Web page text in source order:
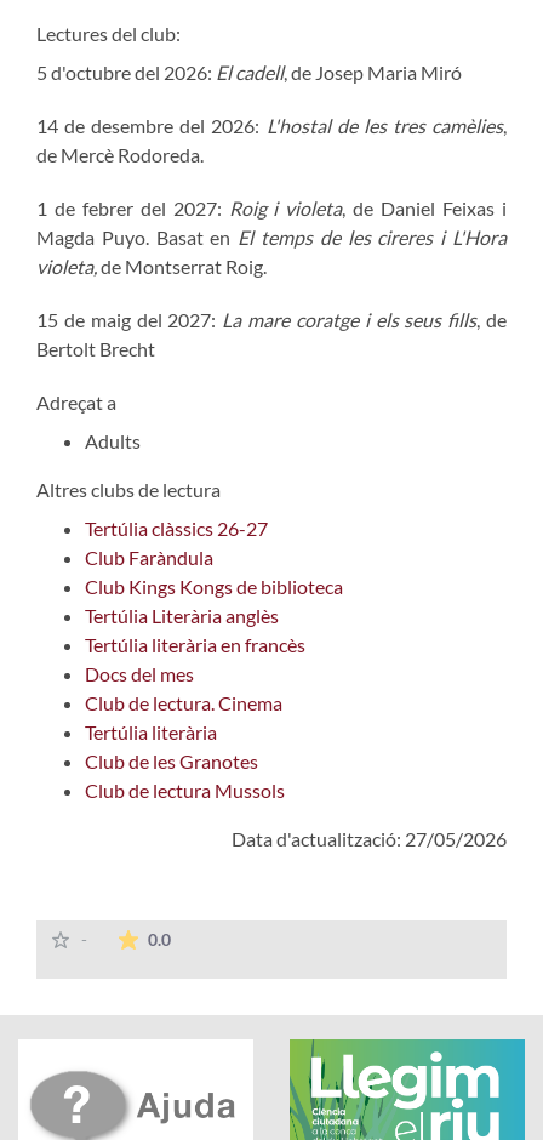
Lectures del club:
5 d'octubre del 2026: El cadell, de Josep Maria Miró
14 de desembre del 2026: L'hostal de les tres camèlies,
de Mercè Rodoreda.
1 de febrer del 2027: Roig i violeta, de Daniel Feixas i
Magda Puyo. Basat en El temps de les cireres i L'Hora
violeta, de Montserrat Roig.
15 de maig del 2027: La mare coratge i els seus fills, de
Bertolt Brecht
Adreçat a
Adults
Altres clubs de lectura
Tertúlia clàssics 26-27
Club Faràndula
Club Kings Kongs de biblioteca
Tertúlia Literària anglès
Tertúlia literària en francès
Docs del mes
Club de lectura. Cinema
Tertúlia literària
Club de les Granotes
Club de lectura Mussols
Data d'actualització: 27/05/2026
- 0.0La mitjana de les valoracions és de 0 estrelles